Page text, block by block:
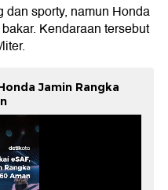
sporty, namun Honda
Kendaraan tersebut
Jamin Rangka